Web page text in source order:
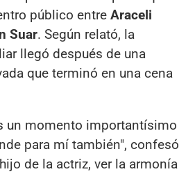
público entre Araceli
Suar. Según relató, la
llegó después de una
que terminó en una cena
un momento importantísimo
para mí también", confesó
de la actriz, ver la armonía